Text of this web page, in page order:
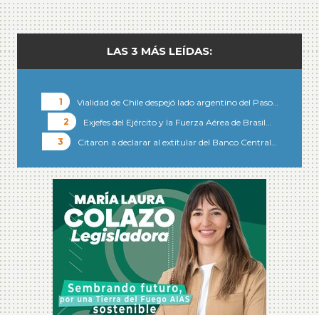
LAS 3 MÁS LEÍDAS:
Vialidad de Chile despejó lado argentino del Paso…
Exjefes del Ejército y la Fuerza Aérea de Brasil…
Citaron a declarar al extitular del Banco Central…